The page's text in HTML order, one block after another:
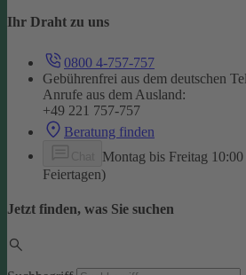
Ihr Draht zu uns
0800 4-757-757
Gebührenfrei aus dem deutschen
Anrufe aus dem Ausland:
+49 221 757-757
Beratung finden
Montag bis Freitag
Feiertagen)
Jetzt finden, was Sie suchen